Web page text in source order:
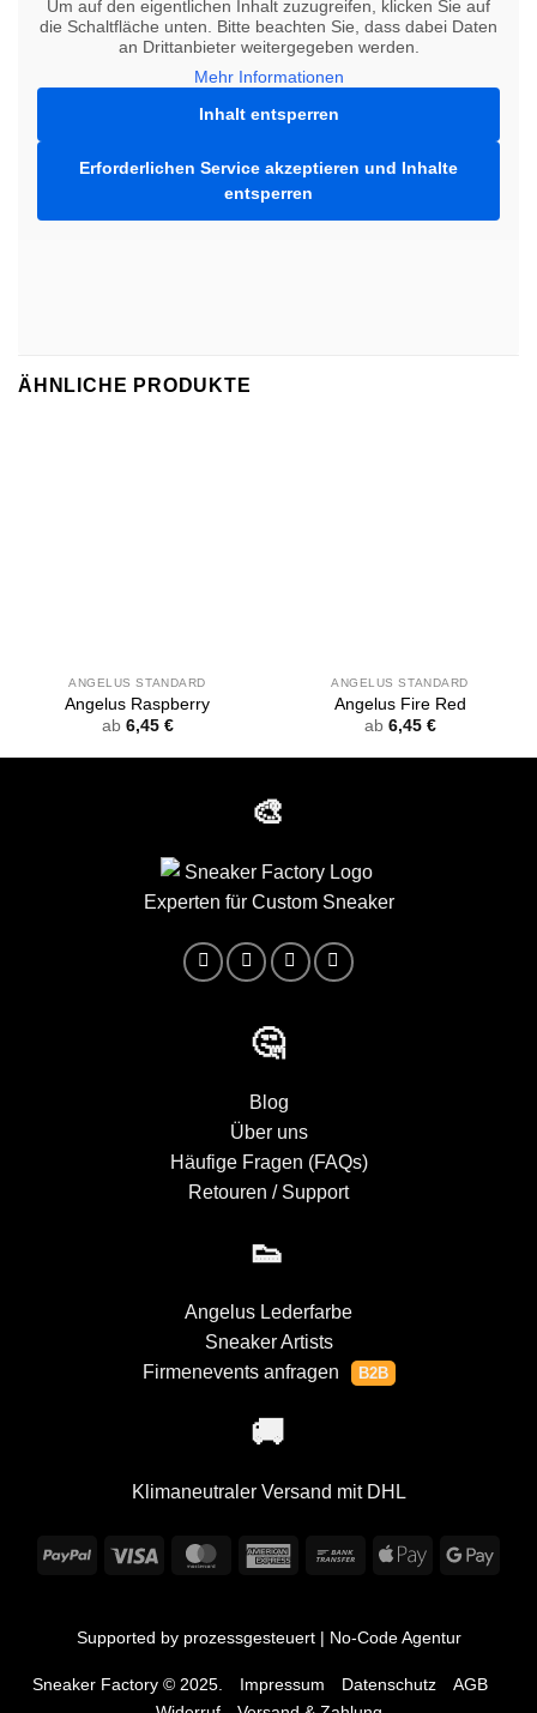
Um auf den eigentlichen Inhalt zuzugreifen, klicken Sie auf
die Schaltfläche unten. Bitte beachten Sie, dass dabei Daten
an Drittanbieter weitergegeben werden.
Mehr Informationen
Inhalt entsperren
Erforderlichen Service akzeptieren und Inhalte
entsperren
ÄHNLICHE PRODUKTE
ANGELUS STANDARD
Angelus Raspberry
ab 6,45 €
ANGELUS STANDARD
Angelus Fire Red
ab 6,45 €
🎨
Experten für Custom Sneaker
🤔
Blog
Über uns
Häufige Fragen (FAQs)
Retouren / Support
👟
Angelus Lederfarbe
Sneaker Artists
Firmenevents anfragen
🚚
Klimaneutraler Versand mit DHL
PayPal Visa MasterCardAmerican Bank
Apple
Supported by prozessgesteuert | No-Code Agentur
Sneaker Factory © 2025. Impressum Datenschutz
AGB